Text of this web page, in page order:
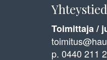
Toimittaja /
p. 0440 211